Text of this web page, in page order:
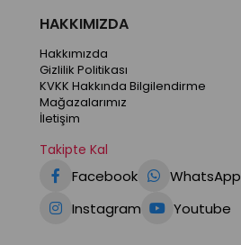
HAKKIMIZDA
Hakkımızda
Gizlilik Politikası
KVKK Hakkında Bilgilendirme
Mağazalarımız
İletişim
Takipte Kal
Facebook
WhatsApp
Instagram
Youtube